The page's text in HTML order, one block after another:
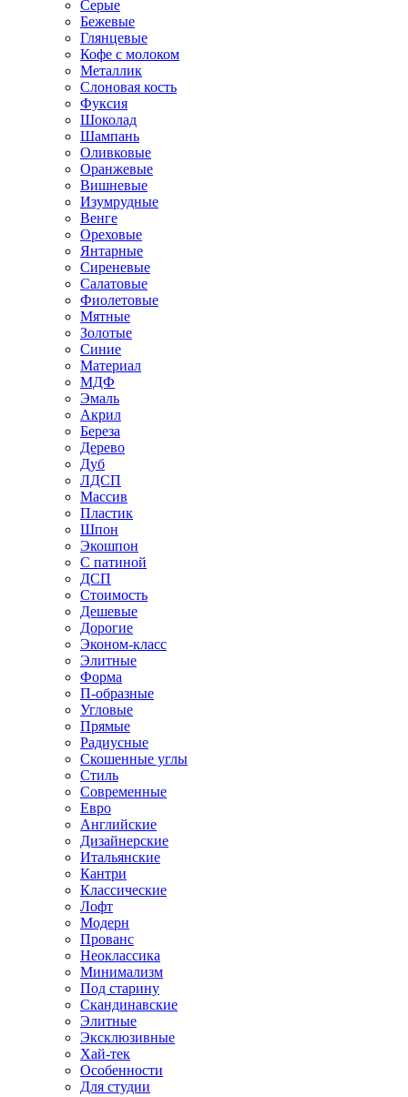
Серые
Бежевые
Глянцевые
Кофе с молоком
Металлик
Слоновая кость
Фуксия
Шоколад
Шампань
Оливковые
Оранжевые
Вишневые
Изумрудные
Венге
Ореховые
Янтарные
Сиреневые
Салатовые
Фиолетовые
Мятные
Золотые
Синие
Материал
МДФ
Эмаль
Акрил
Береза
Дерево
Дуб
ЛДСП
Массив
Пластик
Шпон
Экошпон
С патиной
ДСП
Стоимость
Дешевые
Дорогие
Эконом-класс
Элитные
Форма
П-образные
Угловые
Прямые
Радиусные
Скошенные углы
Стиль
Современные
Евро
Английские
Дизайнерские
Итальянские
Кантри
Классические
Лофт
Модерн
Прованс
Неоклассика
Минимализм
Под старину
Скандинавские
Элитные
Эксклюзивные
Хай-тек
Особенности
Для студии